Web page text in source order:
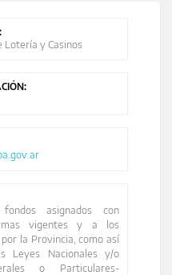
y Casinos
asignados con
vigentes y a los
la Provincia, como así
Leyes Nacionales y/o
o Particulares-